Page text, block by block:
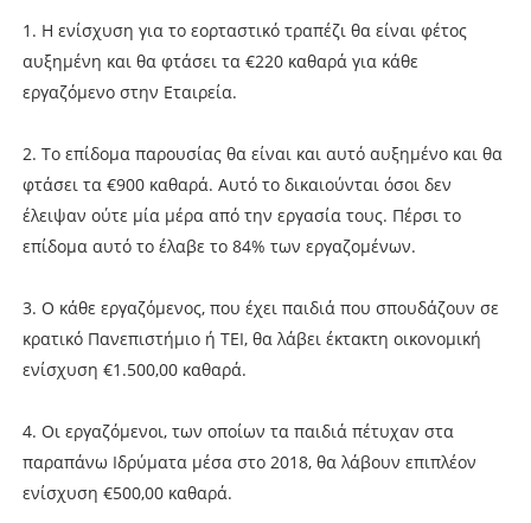
1. H ενίσχυση για το εορταστικό τραπέζι θα είναι φέτος
αυξημένη και θα φτάσει τα €220 καθαρά για κάθε
εργαζόμενο στην Εταιρεία.
2. Το επίδομα παρουσίας θα είναι και αυτό αυξημένο και θα
φτάσει τα €900 καθαρά. Αυτό το δικαιούνται όσοι δεν
έλειψαν ούτε μία μέρα από την εργασία τους. Πέρσι το
επίδομα αυτό το έλαβε το 84% των εργαζομένων.
3. Ο κάθε εργαζόμενος, που έχει παιδιά που σπουδάζουν σε
κρατικό Πανεπιστήμιο ή ΤΕΙ, θα λάβει έκτακτη οικονομική
ενίσχυση €1.500,00 καθαρά.
4. Οι εργαζόμενοι, των οποίων τα παιδιά πέτυχαν στα
παραπάνω Ιδρύματα μέσα στο 2018, θα λάβουν επιπλέον
ενίσχυση €500,00 καθαρά.